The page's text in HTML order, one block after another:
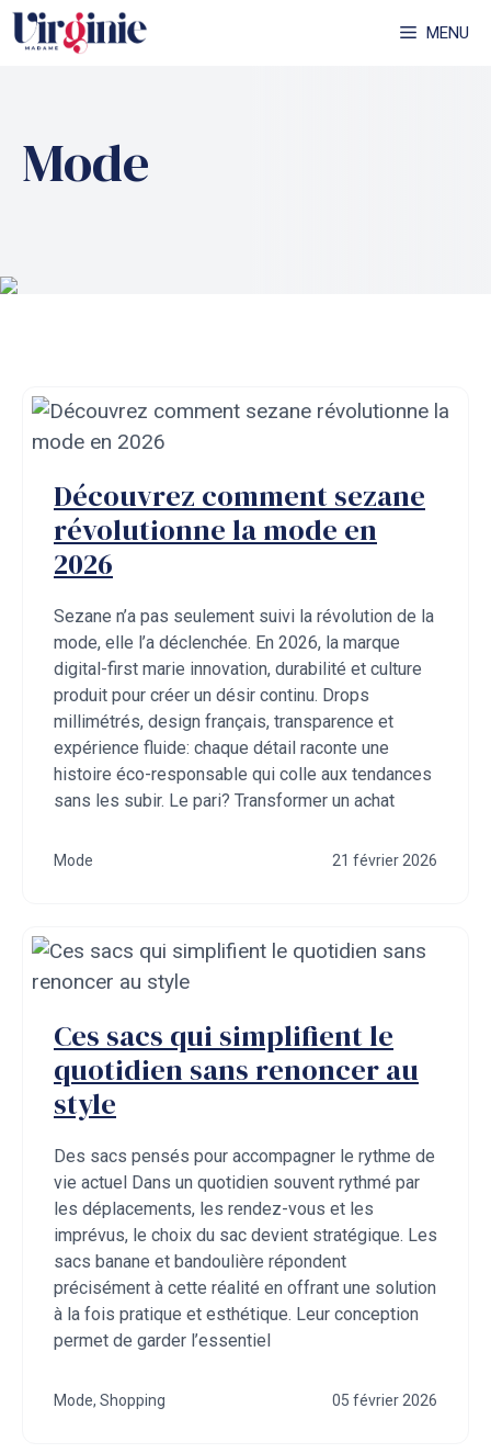
Aller
au
MENU
Mode
Découvrez comment sezane
révolutionne la mode en
2026
Sezane n’a pas seulement suivi la révolution de la
mode, elle l’a déclenchée. En 2026, la marque
digital-first marie innovation, durabilité et culture
produit pour créer un désir continu. Drops
millimétrés, design français, transparence et
expérience fluide: chaque détail raconte une
histoire éco-responsable qui colle aux tendances
sans les subir. Le pari? Transformer un achat
Mode 21 février 2026
Ces sacs qui simplifient le
quotidien sans renoncer au
style
Des sacs pensés pour accompagner le rythme de
vie actuel Dans un quotidien souvent rythmé par
les déplacements, les rendez-vous et les
imprévus, le choix du sac devient stratégique. Les
sacs banane et bandoulière répondent
précisément à cette réalité en offrant une solution
à la fois pratique et esthétique. Leur conception
permet de garder l’essentiel
Mode, Shopping 05 février 2026